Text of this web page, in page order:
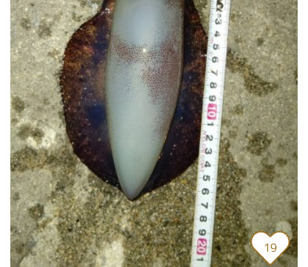
19